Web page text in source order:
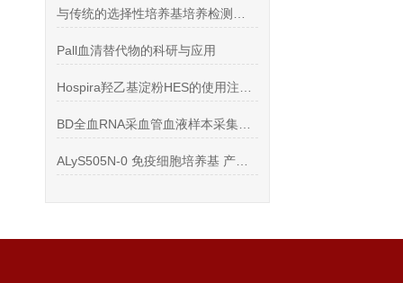
Pall血清替代物的科研与应用